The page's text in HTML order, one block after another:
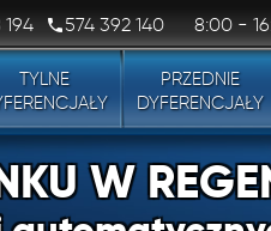
574 392 140 8:00 -
TYLNE
PRZEDNIE
DYFERENCJAŁY
W